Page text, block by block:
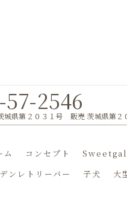
2546
城県第２０３１号 販売 茨城県第
ム コンセプト
ンレトリーバー
子犬 大